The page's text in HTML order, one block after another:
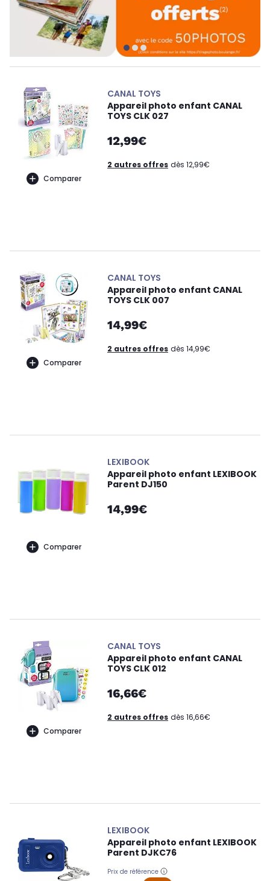
Comparer
CANAL TOYS
Appareil photo enfant CANAL
TOYS CLK 027
12,99€
2 autres offres dès 12,99€
Comparer
CANAL TOYS
Appareil photo enfant CANAL
TOYS CLK 007
14,99€
2 autres offres dès 14,99€
Comparer
LEXIBOOK
Appareil photo enfant LEXIBOOK
Parent DJ150
14,99€
Comparer
CANAL TOYS
Appareil photo enfant CANAL
TOYS CLK 012
16,66€
2 autres offres dès 16,66€
LEXIBOOK
Appareil photo enfant LEXIBOOK
Parent DJKC76
Prix de référence